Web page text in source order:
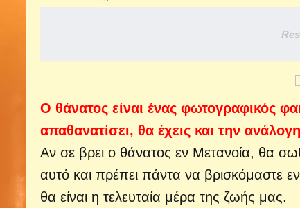
Ο θάνατος είναι ένας φωτογραφικός
απαθανατίσει, θα έχεις και την
Αν σε βρει ο θάνατος εν Μετανοία, θα
αυτό και πρέπει πάντα να βρισκόμαστε
θα είναι η τελευταία μέρα της ζωής μας.